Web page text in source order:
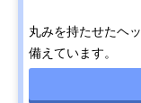
丸みを持たせたヘ
備えています。